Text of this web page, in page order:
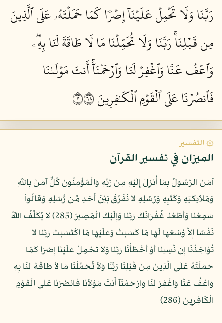
رَبَّنَا وَلَا تَحۡمِلۡ عَلَيۡنَآ إِصۡرٗا كَمَا حَمَلۡتَهُۥ عَلَى ٱلَّذِينَ
مِن قَبۡلِنَاۚ رَبَّنَا وَلَا تُحَمِّلۡنَا مَا لَا طَاقَةَ لَنَا بِهِۦۖ
وَٱعۡفُ عَنَّا وَٱغۡفِرۡ لَنَا وَٱرۡحَمۡنَآۚ أَنتَ مَوۡلَىٰنَا
فَٱنصُرۡنَا عَلَى ٱلۡقَوۡمِ ٱلۡكَٰفِرِينَ ٢٨٦
۞ التفسير
الميزان في تفسير القرآن
آمَنَ الرَّسُولُ بِمَا أُنزِلَ إِلَيْهِ مِن رَّبِّهِ وَالْمُؤْمِنُونَ كُلٌّ آمَنَ بِاللّهِ
وَمَلآئِكَتِهِ وَكُتُبِهِ وَرُسُلِهِ لاَ نُفَرِّقُ بَيْنَ أَحَدٍ مِّن رُّسُلِهِ وَقَالُواْ
سَمِعْنَا وَأَطَعْنَا غُفْرَانَكَ رَبَّنَا وَإِلَيْكَ الْمَصِيرُ (285) لاَ يُكَلِّفُ اللّهُ
نَفْسًا إِلاَّ وُسْعَهَا لَهَا مَا كَسَبَتْ وَعَلَيْهَا مَا اكْتَسَبَتْ رَبَّنَا لاَ
تُؤَاخِذْنَا إِن نَّسِينَا أَوْ أَخْطَأْنَا رَبَّنَا وَلاَ تَحْمِلْ عَلَيْنَا إِصْرًا كَمَا
حَمَلْتَهُ عَلَى الَّذِينَ مِن قَبْلِنَا رَبَّنَا وَلاَ تُحَمِّلْنَا مَا لاَ طَاقَةَ لَنَا بِهِ
وَاعْفُ عَنَّا وَاغْفِرْ لَنَا وَارْحَمْنَآ أَنتَ مَوْلاَنَا فَانصُرْنَا عَلَى الْقَوْمِ
الْكَافِرِينَ (286)